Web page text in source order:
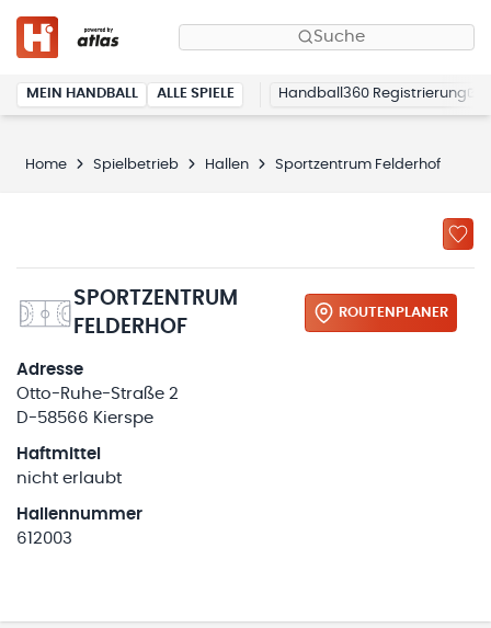
Suche
MEIN HANDBALL ALLE SPIELE Handball360 Registrierung
Home Spielbetrieb Hallen Sportzentrum Felderhof
SPORTZENTRUM
FELDERHOF
ROUTENPLANER
Adresse
Otto-Ruhe-Straße 2
D-58566 Kierspe
Haftmittel
nicht erlaubt
Hallennummer
612003